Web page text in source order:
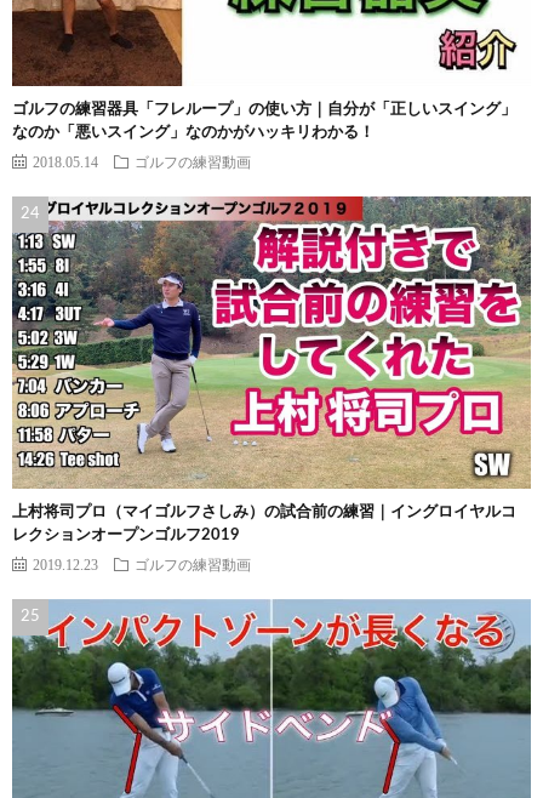
ゴルフの練習器具「フレループ」の使い方｜自分が「正しいスイング」
なのか「悪いスイング」なのかがハッキリわかる！
2018.05.14 ゴルフの練習動画
上村将司プロ（マイゴルフさしみ）の試合前の練習｜イングロイヤルコ
レクションオープンゴルフ2019
2019.12.23 ゴルフの練習動画